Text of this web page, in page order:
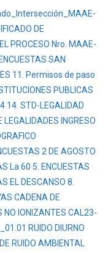
DE
PROCESO Nro. MAAE-
SAN
11. Permisos de paso
PUBLICAS
14. STD-LEGALIDAD
LEGALIDADES INGRESO
2 DE AGOSTO
La 60 5. ENCUESTAS
EL DESCANSO 8.
CADENA DE
IONIZANTES CAL23-
RUIDO DIURNO
RUIDO AMBIENTAL